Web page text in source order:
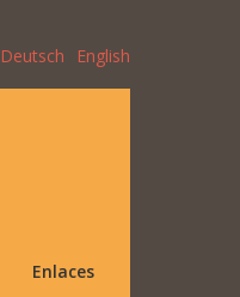
Deutsch English
Enlaces